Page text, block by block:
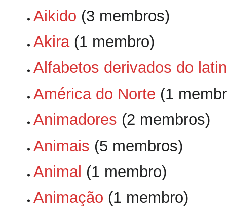
Aikido ‏‎ (3 membros)
Akira‏‎ (1 membro)
Alfabetos derivados do
América do Norte (1
Animadores ‏‎ (2 membros)
Animais ‏‎ (5 membros)
Animal ‏‎ (1 membro)
Animação ‏‎ (1 membro)